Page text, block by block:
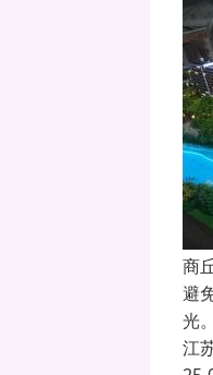
商
避
光
江